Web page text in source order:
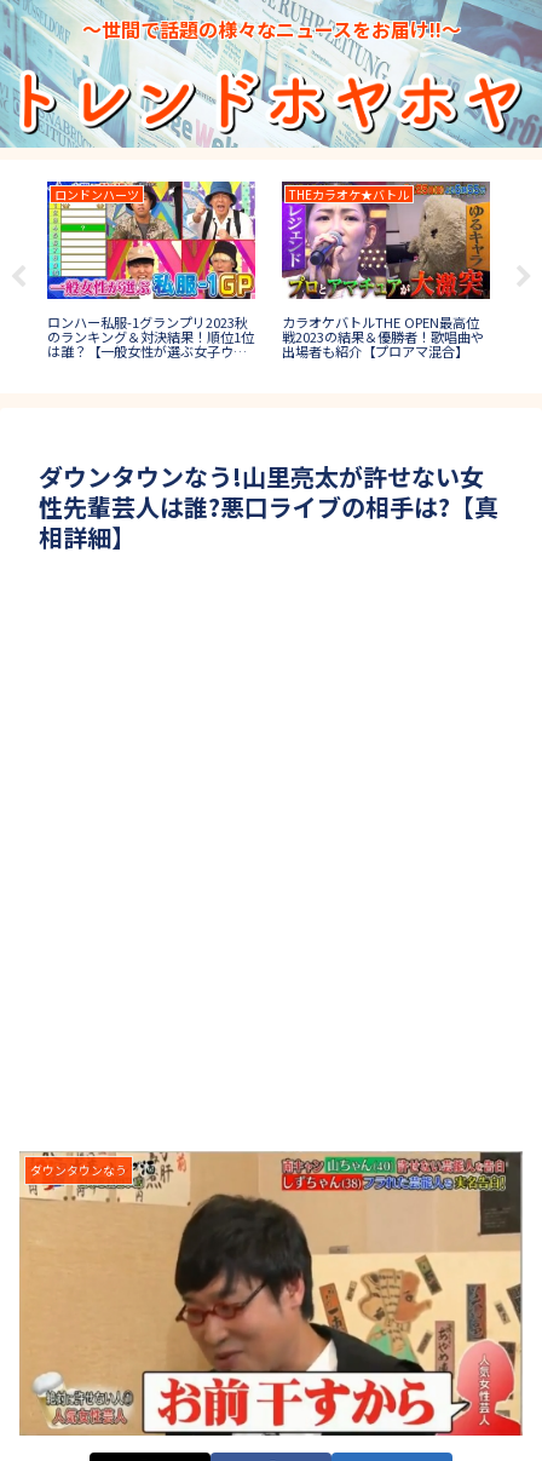
～世間で話題の様々なニュースをお届け!!～
ロンドンハーツ
ロンハー私服-1グランプリ2023秋
のランキング＆対決結果！順位1位
は誰？【一般女性が選ぶ女子ウケ
THEカラオケ★バトル
カラオケバトルTHE OPEN最高位
戦2023の結果＆優勝者！歌唱曲や
出場者も紹介【プロアマ混合】
ダウンタウンなう!山里亮太が許せない女
性先輩芸人は誰?悪口ライブの相手は?【真
相詳細】
ダウンタウンなう